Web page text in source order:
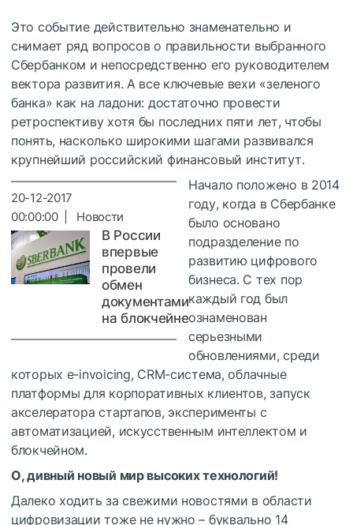
Это событие действительно знаменательно и
снимает ряд вопросов о правильности выбранного
Сбербанком и непосредственно его руководителем
вектора развития. А все ключевые вехи «зеленого
банка» как на ладони: достаточно провести
ретроспективу хотя бы последних пяти лет, чтобы
понять, насколько широкими шагами развивался
крупнейший российский финансовый институт.
20-12-2017
00:00:00 | Новости
В России
впервые
провели
обмен
документами
на блокчейне
Начало положено в 2014
году, когда в Сбербанке
было основано
подразделение по
развитию цифрового
бизнеса. С тех пор
каждый год был
ознаменован
серьезными
обновлениями, среди
которых e-invoicing, CRM-система, облачные
платформы для корпоративных клиентов, запуск
акселератора стартапов, эксперименты с
автоматизацией, искусственным интеллектом и
блокчейном.
О, дивный новый мир высоких технологий!
Далеко ходить за свежими новостями в области
цифровизации тоже не нужно – буквально 14